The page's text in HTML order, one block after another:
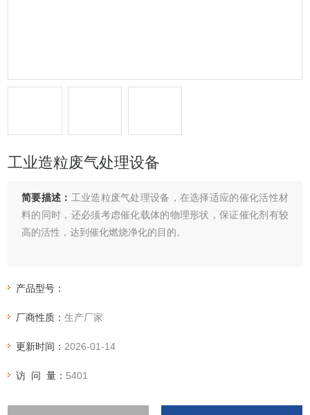
工业造粒废气处理设备
简要描述： 工业造粒废气处理设备，在选择适应的催化活性材
料的同时，还必须考虑催化载体的物理形状，保证催化剂有较
高的活性，达到催化燃烧净化的目的。
产品型号：
厂商性质：生产厂家
更新时间：2026-01-14
访 问 量： 5401